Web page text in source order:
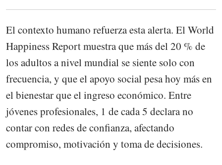
El contexto humano refuerza esta alerta. El World
Happiness Report muestra que más del 20 % de
los adultos a nivel mundial se siente solo con
frecuencia, y que el apoyo social pesa hoy más en
el bienestar que el ingreso económico. Entre
jóvenes profesionales, 1 de cada 5 declara no
contar con redes de confianza, afectando
compromiso, motivación y toma de decisiones.